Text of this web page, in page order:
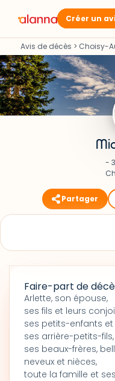
Créer un
Avis de décès > Choisy-
-
Partager
Faire-part de
Arlette, son épouse,
ses fils et leurs
ses petits-enfants
ses arrière-petits-fils,
ses beaux-frères,
neveux et nièces,
toute la famille et